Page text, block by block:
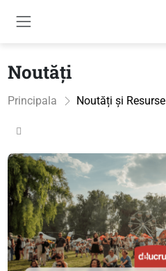
Noutăți
Principala Noutăți și Resurse